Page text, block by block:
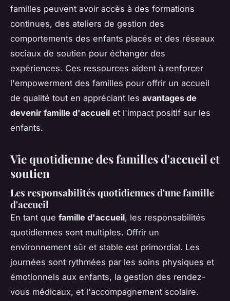
familles peuvent avoir accès à des formations
continues, des ateliers de gestion des
comportements des enfants placés et des réseaux
sociaux de soutien pour échanger des
expériences. Ces ressources aident à renforcer
l'empowerment des familles pour offrir un accueil
de qualité tout en appréciant les avantages de
devenir famille d'accueil et l'impact positif sur les
enfants.
Vie quotidienne des familles d'accueil et
soutien
Les responsabilités quotidiennes d'une famille
d'accueil
En tant que famille d'accueil, les responsabilités
quotidiennes sont multiples. Offrir un
environnement sûr et stable est primordial. Les
journées sont rythmées par les soins physiques et
émotionnels aux enfants, la gestion des rendez-
vous médicaux, et l'accompagnement scolaire.